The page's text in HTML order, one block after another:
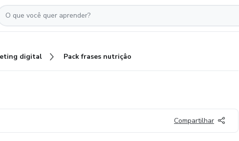
digital Pack frases nutriçâo
Compartilhar